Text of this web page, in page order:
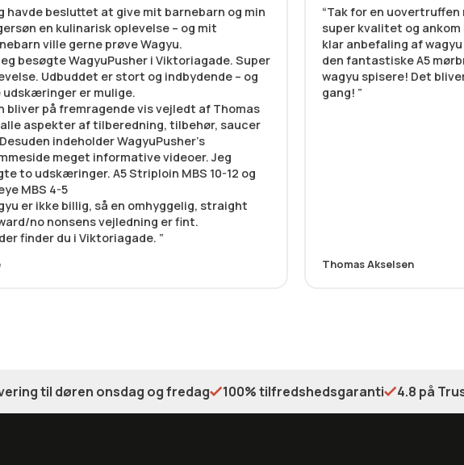
havde besluttet at give mit barnebarn og min
en kulinarisk oplevelse – og mit
ville gerne prøve Wagyu.
besøgte WagyuPusher i Viktoriagade. Super
Udbuddet er stort og indbydende – og
udskæringer er mulige.
bliver på fremragende vis vejledt af Thomas
aspekter af tilberedning, tilbehør, saucer
indeholder WagyuPusher’s
meget informative videoer. Jeg
to udskæringer. A5 Striploin MBS 10-12 og
MBS 4-5
er ikke billig, så en omhyggelig, straight
no nonsens vejledning er fint.
finder du i Viktoriagade.
Tak for en uovertruffen
super kvalitet og ankom
klar anbefaling af
den fantastiske A5
wagyu spisere! Det
gang!
Thomas Akselsen
til døren onsdag og fredag 100% tilfredshedsgaranti 4.8 på